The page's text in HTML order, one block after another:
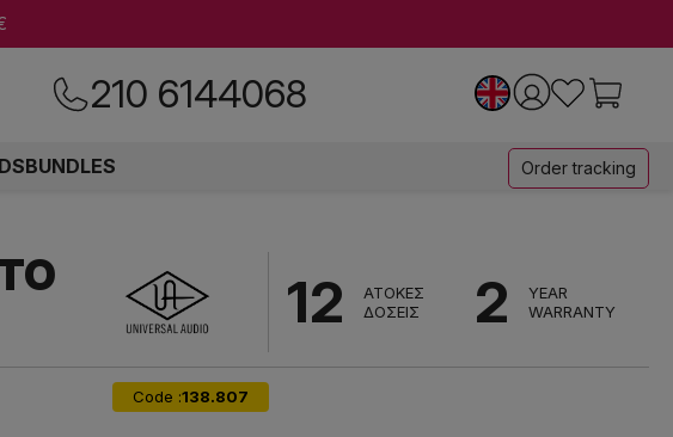
210 6144068
BUNDLES Order tracking
12
ΑΤΟΚΕΣ
ΔΟΣΕΙΣ
2
YEAR
WARRANTY
Code :138.807